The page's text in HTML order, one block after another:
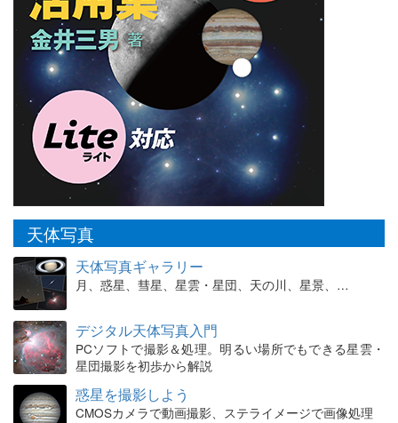
天体写真
天体写真ギャラリー
月、惑星、彗星、星雲・星団、天の川、星景、…
デジタル天体写真入門
PCソフトで撮影＆処理。明るい場所でもできる星雲・
星団撮影を初歩から解説
惑星を撮影しよう
CMOSカメラで動画撮影、ステライメージで画像処理